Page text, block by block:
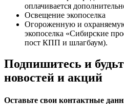
оплачивается
Освещение экопоселка
Огороженную и
экопоселка «Сибирские
пост КПП и шлагбаум).
Подпишитесь и
новостей и акций
Оставьте свои контактные